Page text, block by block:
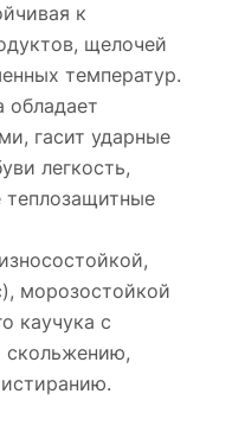
к
щелочей
температур.
обладает
гасит ударные
легкость,
морозостойкой
каучука с
скольжению,